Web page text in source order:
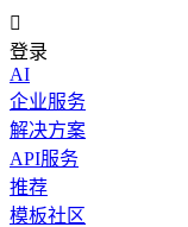

登录
AI
企业服务
解决方案
API服务
推荐
模板社区